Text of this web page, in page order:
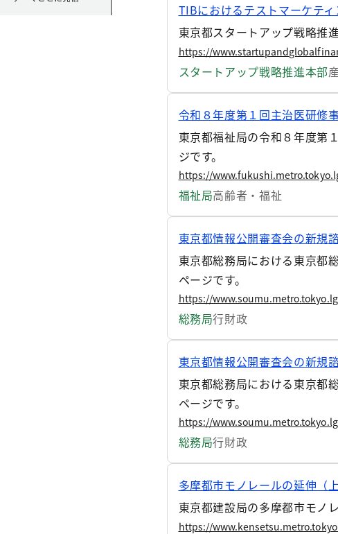
TIBにおけるテストマーケテ
東京都スタートアップ戦略推
https://
スタートアップ戦略推進本部
令和８年度第１回主治医研修
東京都福祉局の令和８年度第
ジです。
https://
福祉局高齢者・福祉
東京都情報公開審査会の新規
東京都総務局における東京都
ページです。
https://
総務局行財政
東京都情報公開審査会の新規
東京都総務局における東京都
ページです。
https://
総務局行財政
多摩都市モノレールの延伸（
東京都建設局の多摩都市モノ
https://